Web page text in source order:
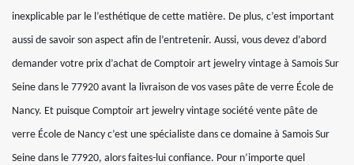
inexplicable par le l’esthétique de cette matière. De plus, c’est important
aussi de savoir son aspect afin de l’entretenir. Aussi, vous devez d’abord
demander votre prix d’achat de Comptoir art jewelry vintage à Samois Sur
Seine dans le 77920 avant la livraison de vos vases pâte de verre École de
Nancy. Et puisque Comptoir art jewelry vintage société vente pâte de
verre École de Nancy c’est une spécialiste dans ce domaine à Samois Sur
Seine dans le 77920, alors faites-lui confiance. Pour n’importe quel